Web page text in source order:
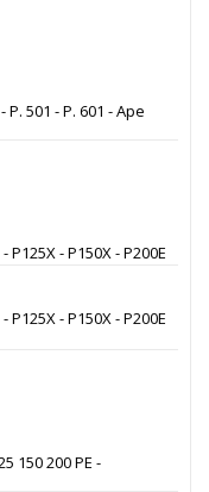
501 - P. 601 - Ape
- P150X - P200E
- P150X - P200E
150 200 PE -